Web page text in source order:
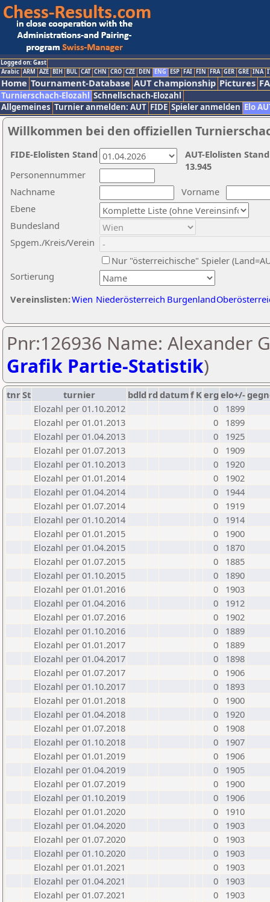
Logged on: Gast
Arabic ARM AZE BIH BUL CAT CHN CRO CZE DEN ENG ESP FAI FIN FRA GER GRE INA
Home Tournament-Database AUT championship Pictures
Turnierschach-Elozahl Schnellschach-Elozahl
Allgemeines Turnier anmelden: AUT FIDE Spieler anmelden Elo
Willkommen bei den offiziellen
Nachname
Vorname
Ebene
Sortierung
Personennummer
Bundesland
Spgem./Kreis/Verein
Nur "österreichische" Spieler
Vereinslisten:Wien Niederösterreich Burgenland
AUT-Elolisten
13.945
FIDE-Elolisten Stand
Pnr:126936 Name: Alexander
Grafik Partie-Statistik)
tnrSt turnier bdld rd datumf Kerg elo+/-
Elozahl per 01.10.2012
0
1899
Elozahl per 01.01.2013
0
1899
Elozahl per 01.04.2013
0
1925
Elozahl per 01.07.2013
0
1909
Elozahl per 01.10.2013
0
1920
Elozahl per 01.01.2014
0
1902
Elozahl per 01.04.2014
0
1944
Elozahl per 01.07.2014
0
1919
Elozahl per 01.10.2014
0
1914
Elozahl per 01.01.2015
0
1900
Elozahl per 01.04.2015
0
1870
Elozahl per 01.07.2015
0
1885
Elozahl per 01.10.2015
0
1890
Elozahl per 01.01.2016
0
1903
Elozahl per 01.04.2016
0
1912
Elozahl per 01.07.2016
0
1902
Elozahl per 01.10.2016
0
1889
Elozahl per 01.01.2017
0
1889
Elozahl per 01.04.2017
0
1898
Elozahl per 01.07.2017
0
1906
Elozahl per 01.10.2017
0
1893
Elozahl per 01.01.2018
0
1900
Elozahl per 01.04.2018
0
1920
Elozahl per 01.07.2018
0
1908
Elozahl per 01.10.2018
0
1907
Elozahl per 01.01.2019
0
1906
Elozahl per 01.04.2019
0
1905
Elozahl per 01.07.2019
0
1900
Elozahl per 01.10.2019
0
1906
Elozahl per 01.01.2020
0
1910
Elozahl per 01.04.2020
0
1903
Elozahl per 01.07.2020
0
1903
Elozahl per 01.10.2020
0
1903
Elozahl per 01.01.2021
0
1903
Elozahl per 01.04.2021
0
1903
Elozahl per 01.07.2021
0
1903